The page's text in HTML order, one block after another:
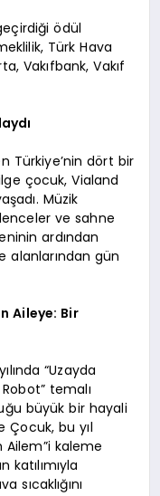
ödül
Türk Hava
Vakıfbank, Vakıf
Türkiye’nin dört bir
çocuk, Vialand
Müzik
ve sahne
ardından
alanlarından gün
Aileye: Bir
“Uzayda
temalı
büyük bir hayali
bu yıl
Ailem”i kaleme
katılımıyla